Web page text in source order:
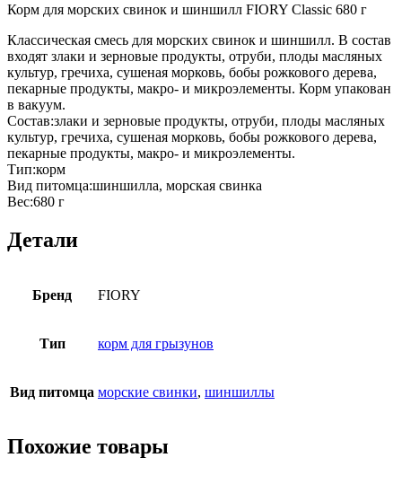
Корм для морских свинок и шиншилл FIORY Classic 680 г
Классическая смесь для морских свинок и шиншилл. В состав
входят злаки и зерновые продукты, отруби, плоды масляных
культур, гречиха, сушеная морковь, бобы рожкового дерева,
пекарные продукты, макро- и микроэлементы. Корм упакован
в вакуум.
Состав:злаки и зерновые продукты, отруби, плоды масляных
культур, гречиха, сушеная морковь, бобы рожкового дерева,
пекарные продукты, макро- и микроэлементы.
Тип:корм
Вид питомца:шиншилла, морская свинка
Вес:680 г
Детали
Бренд FIORY
Тип корм для грызунов
Вид питомца морские свинки, шиншиллы
Похожие товары